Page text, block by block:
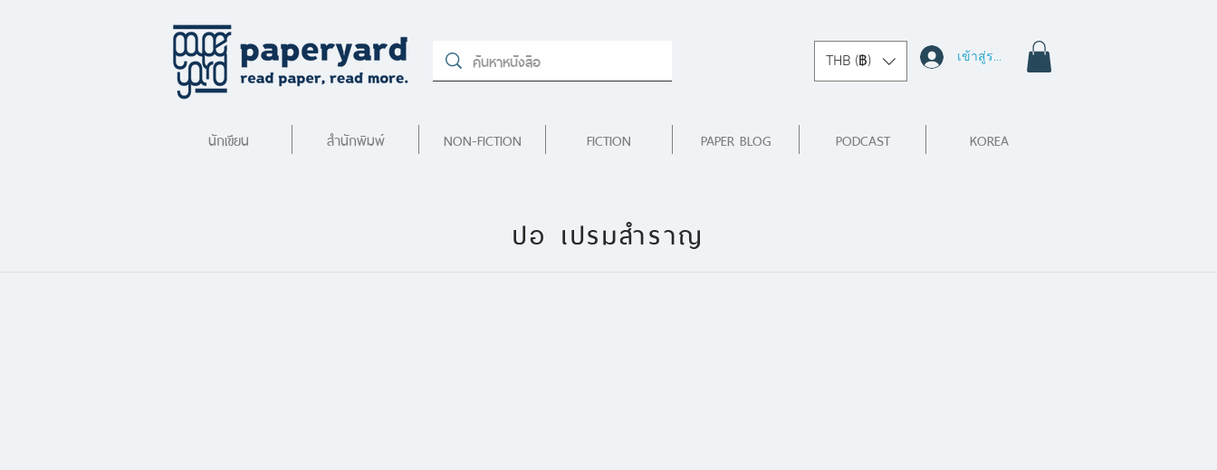
THB (฿) เข้าสู่ระบบ
นักเขียน สำนักพิมพ์ NON-FICTION FICTION PAPER BLOG PODCAST KOREA
ปอ เปรมสำราญ